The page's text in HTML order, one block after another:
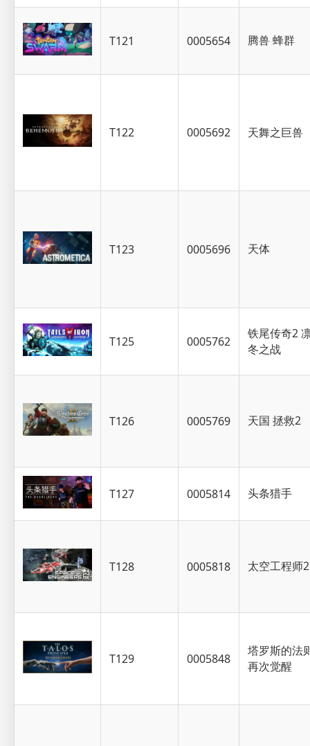
T121 0005654 腾兽 蜂群
T122 0005692 天舞之巨兽
T123 0005696 天体
T125 0005762
铁尾传奇2
冬之战
T126 0005769 天国 拯救2
T127 0005814 头条猎手
T128 0005818 太空工程师2
T129 0005848
塔罗斯的法
再次觉醒